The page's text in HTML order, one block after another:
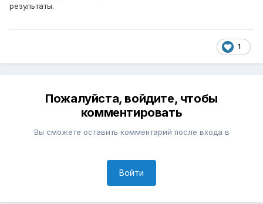
результаты.
1
Пожалуйста, войдите, чтобы
комментировать
Вы сможете оставить комментарий после входа в
Войти